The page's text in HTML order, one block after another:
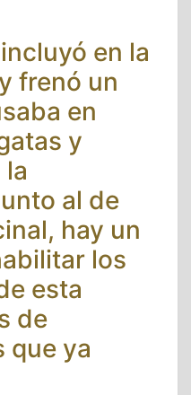
en la
frenó un
en
y
al de
hay un
los
esta
de
que ya